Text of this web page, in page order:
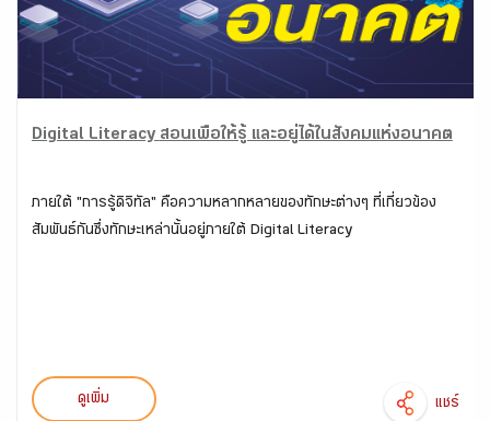
Digital Literacy สอนเพื่อให้รู้ และอยู่ได้ในสังคมแห่งอนาคต
ภายใต้ "การรู้ดิจิทัล" คือความหลากหลายของทักษะต่างๆ ที่เกี่ยวข้อง
สัมพันธ์กันซึ่งทักษะเหล่านั้นอยู่ภายใต้ Digital Literacy
ดูเพิ่ม แชร์